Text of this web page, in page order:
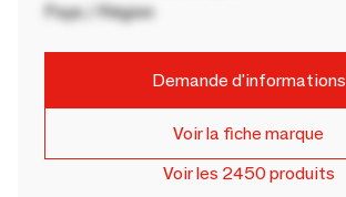
Pays / Région
Demande d'informations
Voir la fiche marque
Voir les 2450 produits